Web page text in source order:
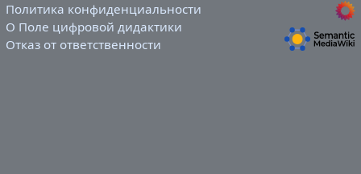
Политика конфиденциальности
О Поле цифровой дидактики
Отказ от ответственности